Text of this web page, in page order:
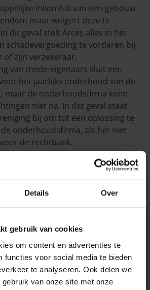
Details Over
gebruik van cookies
om content en advertenties te
functies voor social media te bieden
te analyseren. Ook delen we
van onze site met onze
inkomhal van een gebouw
maar weigert deze te
dit geval stelt Arces alles in het
schadevergoeding te vorderen bij
of zijn verzekeraar.
van mede-eigenaars sluit een
het jaarlijks onderhoud van de
maar de onderhoudsfirma komt
niet na. In dat geval staat
bij om tot een oplossing te
onderhoudsfirma, als het niet
de rechtbank.
Mede-eigendom zet Arces alle
belangen van de verenigingen
&
Rechtsbijstand Mede-eigendom